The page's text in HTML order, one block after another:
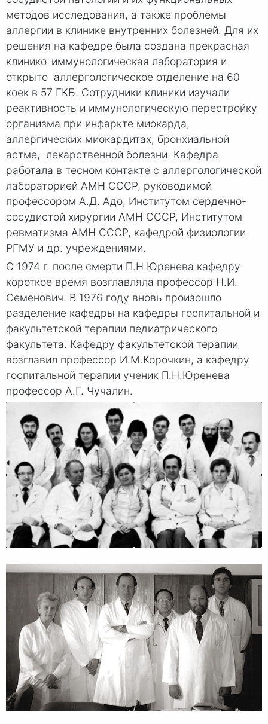
методов исследования, а также проблемы
аллергии в клинике внутренних болезней. Для их
решения на кафедре была создана прекрасная
клинико-иммунологическая лаборатория и
открыто аллергологическое отделение на 60
коек в 57 ГКБ. Сотрудники клиники изучали
реактивность и иммунологическую перестройку
организма при инфаркте миокарда,
аллергических миокардитах, бронхиальной
астме, лекарственной болезни. Кафедра
работала в тесном контакте с аллергологической
лабораторией АМН СССР, руководимой
профессором А.Д. Адо, Институтом сердечно-
сосудистой хирургии АМН СССР, Институтом
ревматизма АМН СССР, кафедрой физиологии
РГМУ и др. учреждениями.
С 1974 г. после смерти П.Н.Юренева кафедру
короткое время возглавляла профессор Н.И.
Семенович. В 1976 году вновь произошло
разделение кафедры на кафедры госпитальной и
факультетской терапии педиатрического
факультета. Кафедру факультетской терапии
возглавил профессор И.М.Корочкин, а кафедру
госпитальной терапии ученик П.Н.Юренева
профессор А.Г. Чучалин.